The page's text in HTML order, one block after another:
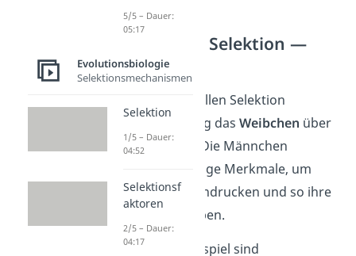
Intersexuelle Selektion —
Definition
Bei der intersexuellen Selektion
häufig dasWeibchen über
Partnerwahl
. Die Männchen
entwickeln auffällige Merkmale, um
Weibchen zu beeindrucken und so ihre
Gene weiterzugeben.
Ein bekanntes Beispiel sind
5/5 – Dauer:
05:17
Evolutionsbiologie
Selektionsmechanismen
Selektion
1/5 – Dauer:
04:52
Selektionsf
aktoren
2/5 – Dauer:
04:17